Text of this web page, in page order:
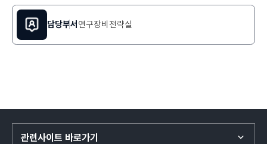
담당부서 연구장비전략실
관련사이트 바로가기